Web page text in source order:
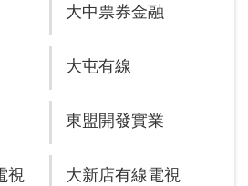
大中票券金融
大屯有線
東盟開發實業
視 大新店有線電視